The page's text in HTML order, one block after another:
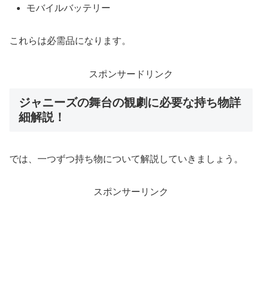
モバイルバッテリー
これらは必需品になります。
スポンサードリンク
ジャニーズの舞台の観劇に必要な持ち物詳
細解説！
では、一つずつ持ち物について解説していきましょう。
スポンサーリンク